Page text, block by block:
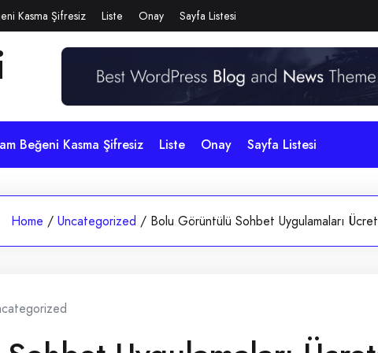
Kasma Şifresiz Liste Onay Sayfa Listesi
Beğeni Kasma Şifresiz Liste Onay Sayfa Listesi
Home / Uncategorized / Bolu Görüntülü Sohbet Uygulamaları